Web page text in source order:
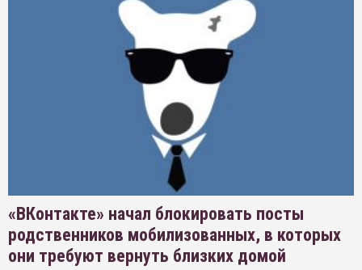
«ВКонтакте» начал блокировать посты
родственников мобилизованных, в которых
они требуют вернуть близких домой